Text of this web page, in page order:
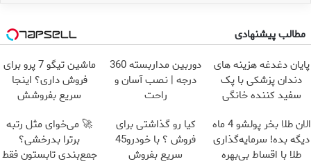
مطالب پیشنهادی
پایان دغدغه هزینه های
دندان پزشکی با پک
سفید کننده خانگی
دوربین مداربسته 360
درجه | نصب آسان و
راحت
ماشین تیگو 7 پرو برای
فروش داری؟ اینجا
سریع بفروشش
الان طلا بخر پولشو 4 ماه
دیگه بده! سرمایه‌گذاری
طلا با اقساط بی‌بهره
کیا رو گذاشتی برای
فروش ؟ با خودرو45
سریع بفروش
🚀 می‌خوای مثل رتبه
برترا بدرخشی؟
جمع‌بندی تابستون فقط